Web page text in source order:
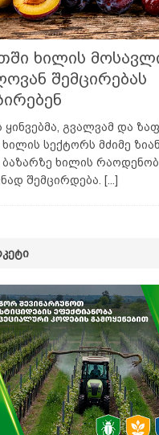
ხილის
შემცირებას
გვალვამ და
სექტორს მძიმე
ხილის
შემცირდება.
[...]